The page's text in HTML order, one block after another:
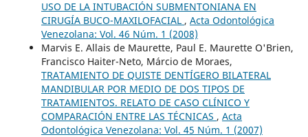
USO DE LA INTUBACIÓN SUBMENTONIANA EN
CIRUGÍA BUCO-MAXILOFACIAL , Acta Odontológica
Venezolana: Vol. 46 Núm. 1 (2008)
Marvis E. Allais de Maurette, Paul E. Maurette O'Brien,
Francisco Haiter-Neto, Márcio de Moraes,
TRATAMIENTO DE QUISTE DENTÍGERO BILATERAL
MANDIBULAR POR MEDIO DE DOS TIPOS DE
TRATAMIENTOS. RELATO DE CASO CLÍNICO Y
COMPARACIÓN ENTRE LAS TÉCNICAS , Acta
Odontológica Venezolana: Vol. 45 Núm. 1 (2007)